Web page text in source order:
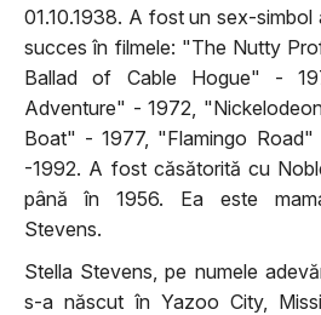
01.10.1938. A fost un sex-
succes în filmele: "The Nutty
Ballad of Cable Hogue" -
Adventure" - 1972,
Boat" - 1977, "Flamingo
-1992. A fost căsătorită cu
până în 1956. Ea este
Stevens.
Stella Stevens, pe numele
s-a născut în Yazoo City,